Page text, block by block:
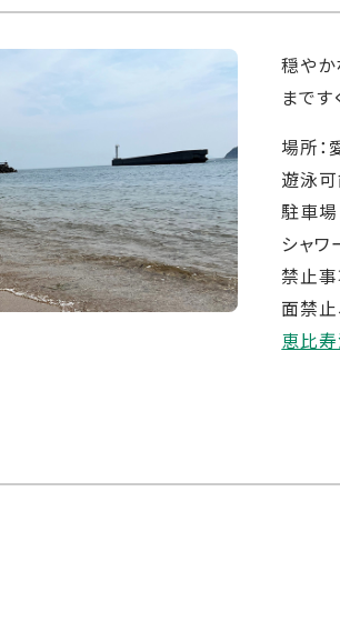
穏やか
まです
場所
遊泳可
駐車場
シャワ
禁止事
面禁
恵比